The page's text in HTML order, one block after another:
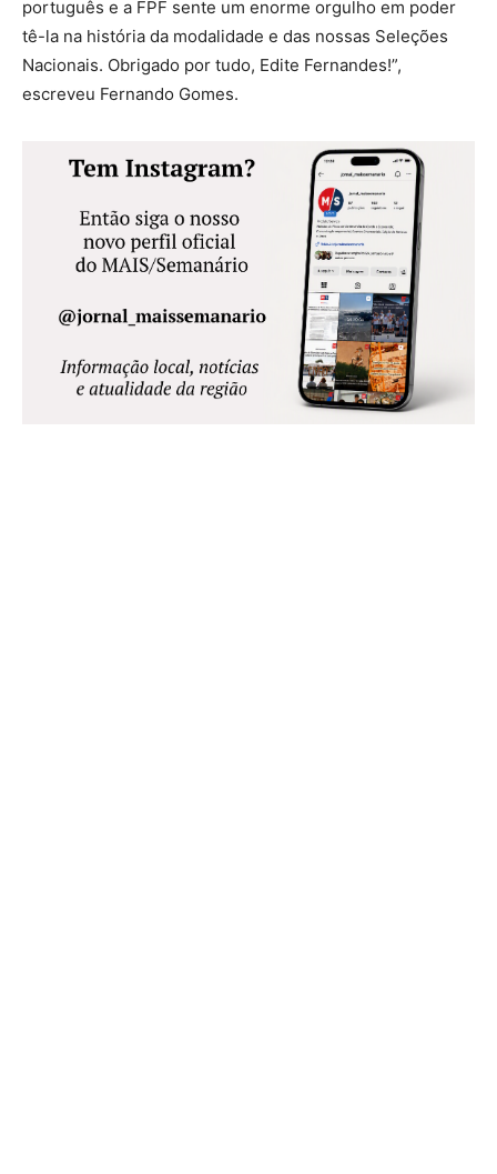
português e a FPF sente um enorme orgulho em poder
tê-la na história da modalidade e das nossas Seleções
Nacionais. Obrigado por tudo, Edite Fernandes!”,
escreveu Fernando Gomes.